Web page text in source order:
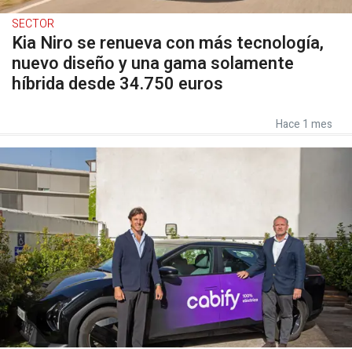
SECTOR
Kia Niro se renueva con más tecnología,
nuevo diseño y una gama solamente
híbrida desde 34.750 euros
Hace 1 mes